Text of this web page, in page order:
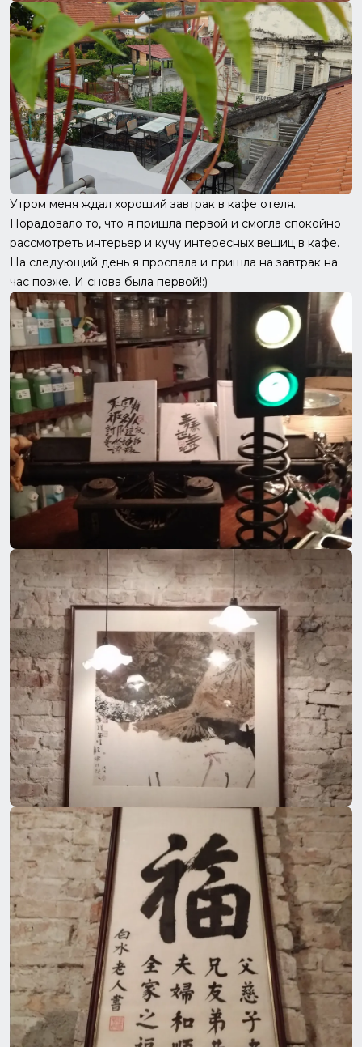
Утром меня ждал хороший завтрак в кафе отеля.
Порадовало то, что я пришла первой и смогла спокойно
рассмотреть интерьер и кучу интересных вещиц в кафе.
На следующий день я проспала и пришла на завтрак на
час позже. И снова была первой!:)